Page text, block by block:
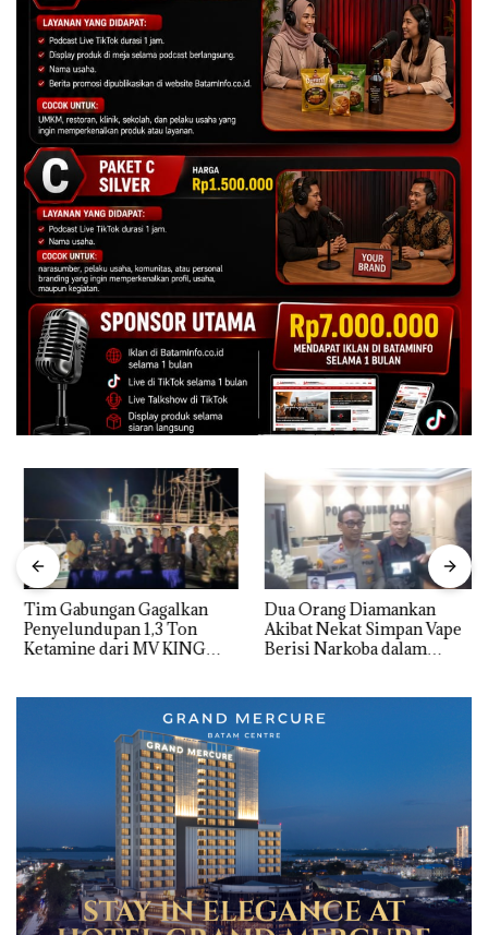
Tim Gabungan Gagalkan
Penyelundupan 1,3 Ton
Ketamine dari MV KING
Dua Orang Diamankan
Akibat Nekat Simpan Vape
Berisi Narkoba dalam